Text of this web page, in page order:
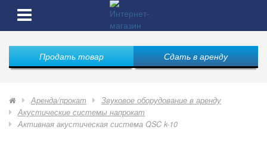
Продать товар Сдать в аренду
Аренда/прокат
Звуковое оборудование в аренду
Акустические системы напрокат
Активная акустическая система QSC k-10